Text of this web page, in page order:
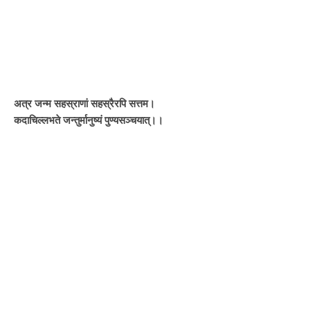
अत्र जन्म सहस्राणां सहस्रैरपि सत्तम।
कदाचिल्लभते जन्तुर्मानुष्यं पुण्यसञ्चयात्।।